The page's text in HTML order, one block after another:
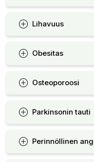
Lihavuus
Obesitas
Osteoporoosi
Parkinsonin tauti
Perinnöllinen